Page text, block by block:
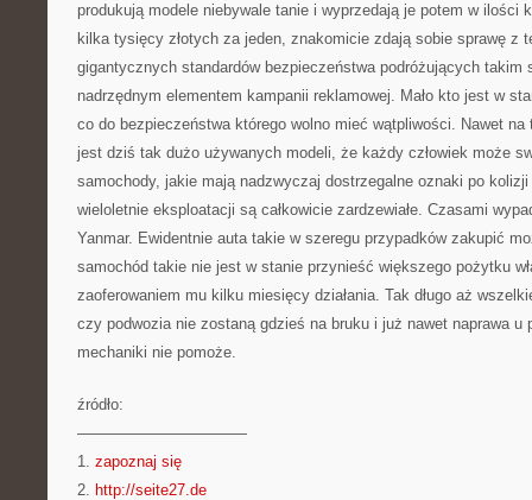
produkują modele niebywale tanie i wyprzedają je potem w ilości
kilka tysięcy złotych za jeden, znakomicie zdają sobie sprawę z
gigantycznych standardów bezpieczeństwa podróżujących takim
nadrzędnym elementem kampanii reklamowej. Mało kto jest w
co do bezpieczeństwa którego wolno mieć wątpliwości. Nawet
jest dziś tak dużo używanych modeli, że każdy człowiek może
samochody, jakie mają nadzwyczaj dostrzegalne oznaki po
wieloletnie eksploatacji są całkowicie zardzewiałe. Czasami
Yanmar. Ewidentnie auta takie w szeregu przypadków zakupić
samochód takie nie jest w stanie przynieść większego pożytku
zaoferowaniem mu kilku miesięcy działania. Tak długo aż
czy podwozia nie zostaną gdzieś na bruku i już nawet naprawa u
mechaniki nie pomoże.
źródło:
———————————
1. zapoznaj się
2. http://seite27.de